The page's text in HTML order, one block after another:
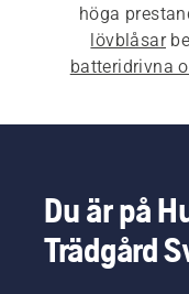
lövblåsar
batteridrivna
Du är på
Trädgård